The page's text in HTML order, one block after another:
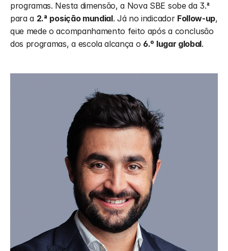
programas. Nesta dimensão, a Nova SBE sobe da 3.ª
para a 2.ª posição mundial. Já no indicador Follow-up,
que mede o acompanhamento feito após a conclusão
dos programas, a escola alcança o 6.º lugar global.